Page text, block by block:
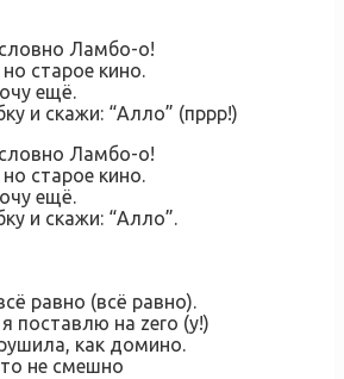
Ламбо-о!
старое кино.
ещё.
и скажи: “Алло” (пррр!)
Ламбо-о!
старое кино.
ещё.
и скажи: “Алло”.
равно (всё равно).
поставлю на zero (у!)
как домино.
не смешно